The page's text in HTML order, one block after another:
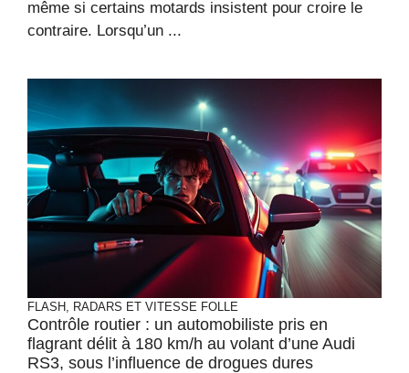
même si certains motards insistent pour croire le
contraire. Lorsqu’un ...
FLASH, RADARS ET VITESSE FOLLE
Contrôle routier : un automobiliste pris en
flagrant délit à 180 km/h au volant d’une Audi
RS3, sous l’influence de drogues dures